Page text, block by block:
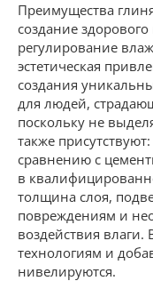
Преимущества
создание
регулирование
эстетическая
создания
для людей,
поскольку не
также
сравнению с
в
толщина слоя,
повреждениям и
воздействия
технологиям и
нивелируются.